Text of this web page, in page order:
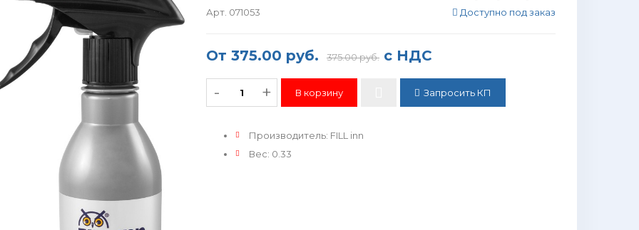
Арт. 071053 Доступно под заказ
От 375.00 руб. 375.00 руб. с НДС
- + Запросить КП
Производитель: FILL inn
Вес: 0.33